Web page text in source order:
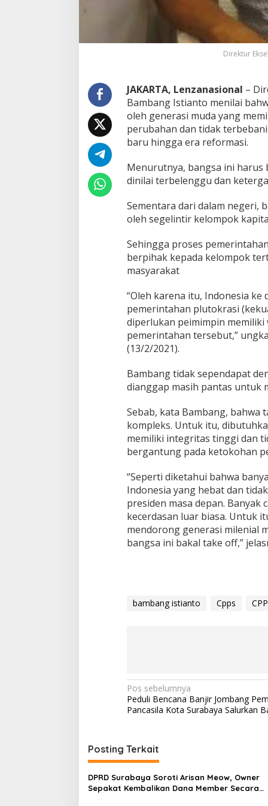
n
y
a
n
g
M
s
a
l
u
Direktur
JAKARTA, Lenzanasional –
Bambang Istianto menilai
oleh generasi muda yang
perubahan dan tidak
baru hingga era reformasi.
Menurutnya, bangsa ini harus
dinilai terbelenggu dan
Sementara dari dalam negeri,
oleh segelintir kelompok
Sehingga proses
berpihak kepada kelompok
masyarakat
“Oleh karena itu, Indonesia
pemerintahan plutokrasi
diperlukan peimimpin memiliki
pemerintahan tersebut,”
(13/2/2021).
Bambang tidak sependapat
dianggap masih pantas untuk
Sebab, kata Bambang, bahwa
kompleks. Untuk itu,
memiliki integritas tinggi dan
bergantung pada ketokohan
“Seperti diketahui bahwa
Indonesia yang hebat dan
presiden masa depan.
kecerdasan luar biasa. Untuk
mendorong generasi milenial
bangsa ini bakal take off,”
bambang istianto Cpps
N
a
i
g
a
s
Pos sebelumnya
Peduli Bencana Banjir Jombang
Pancasila Kota Surabaya Salurkan
Posting Terkait
DPRD Surabaya Soroti Arisan Meow, Owner
Sepakat Kembalikan Dana Member Secara